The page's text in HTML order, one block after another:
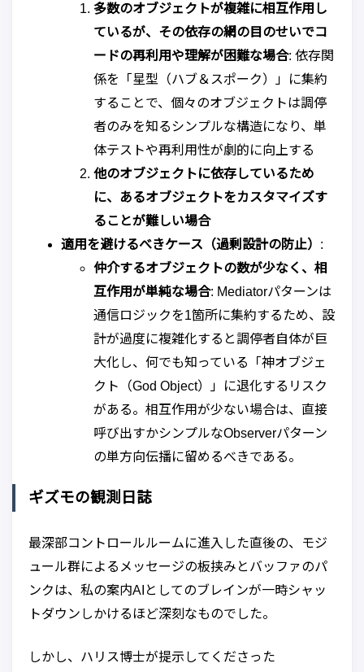
多数のオブジェクトが複雑に相互作用し
ているが、その依存の網の目のせいでコ
ードの再利用や理解が困難な場合: 依存関
係を「星型（ハブ＆スポーク）」に集約
することで、個々のオブジェクトは調停
者のみを知るシンプルな構造になり、単
体テストや再利用性が劇的に向上する
他のオブジェクトに依存しているため
に、あるオブジェクトをカスタマイズす
ることが難しい場合
適用を避けるべきケース（過剰設計の防止） :
仲介するオブジェクトの数が少なく、相
互作用が単純な場合: Mediatorパターンは
通信ロジックを1箇所に集約するため、設
計が過度に複雑化すると調停者自体が巨
大化し、何でも知っている「神オブジェ
クト（God Object）」に退化するリスク
がある。相互作用が少ない場合は、直接
呼び出すかシンプルなObserverパターン
の単方向伝播に留めるべきである。
ギズモの観測日誌
最深部コントロールルームに進入した直後の、モジ
ュール群によるメッセージの板挟みとバッファのパ
ンクは、私の案内AIとしてのブレインが一時シャッ
トダウンしかけるほど深刻なものでした。
しかし、ハリス博士が提示してくださった